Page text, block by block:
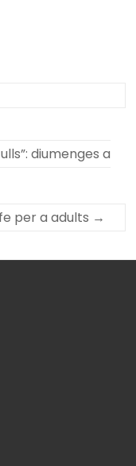
diumenges a
per a adults →